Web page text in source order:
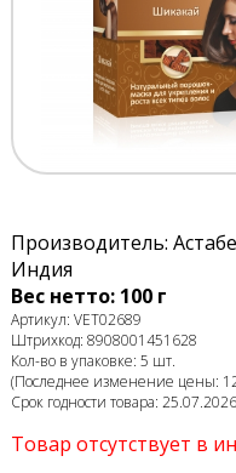
Производитель:
Индия
Вес нетто: 100 г
Артикул: VET02689
Штрихкод: 8908001451628
Кол-во в упаковке: 5 шт.
(Последнее изменение цены:
Срок годности товара: 25.07.2026
Товар отсутствует в